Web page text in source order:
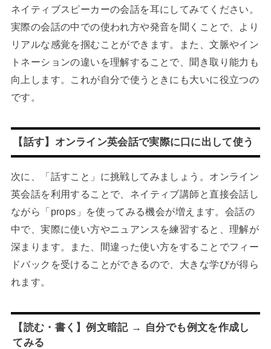
ネイティブスピーカーの会話を耳にしてみてください。
実際の会話の中での使われ方や発音を聞くことで、より
リアルな感覚を掴むことができます。また、文脈やイン
トネーションの違いを理解することで、聞き取り能力も
向上します。これが自分で使うときにも大いに役立つの
です。
【話す】オンライン英会話で実際に口に出して使う
次に、「話すこと」に挑戦してみましょう。オンライン
英会話を利用することで、ネイティブ講師と直接会話し
ながら「props」を使ってみる機会が増えます。会話の
中で、実際に使い方やニュアンスを練習すると、理解が
深まります。また、間違った使い方をすることでフィー
ドバックを受けることができるので、大きな学びが得ら
れます。
【読む・書く】例文暗記 → 自分でも例文を作成し
てみる